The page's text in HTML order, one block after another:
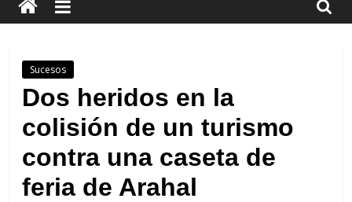
Una Plataforma de Morón pide unión a los pueblos de la
comarca para evitar la planta de biogás en término de Arahal
TV
diario
digital
televisión
de
Arahal
Sucesos
Dos heridos en la
colisión de un turismo
contra una caseta de
feria de Arahal